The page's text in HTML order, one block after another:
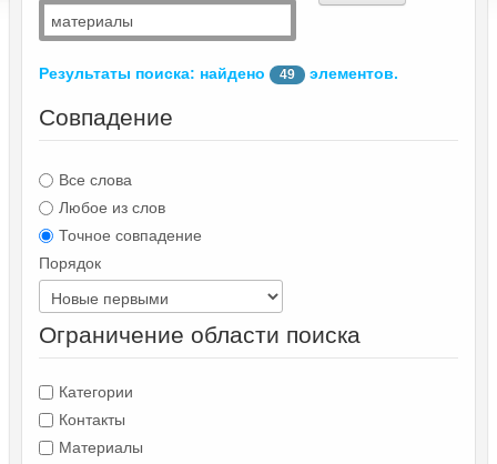
Результаты поиска: найдено 49 элементов.
Совпадение
Все слова
Любое из слов
Точное совпадение
Порядок
Ограничение области поиска
Категории
Контакты
Материалы